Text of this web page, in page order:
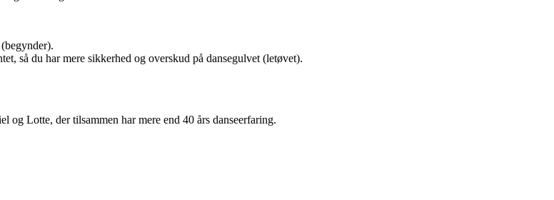
så du har mere sikkerhed og overskud på dansegulvet (letøvet).
og Lotte, der tilsammen har mere end 40 års danseerfaring.